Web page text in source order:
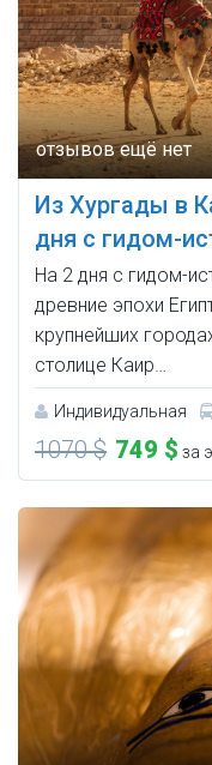
Из Хургады в
дня с гидом-
На 2 дня с гидом-
древние эпохи
крупнейших
столице Каир…
Индивидуальная
1070 $ 749 $ за